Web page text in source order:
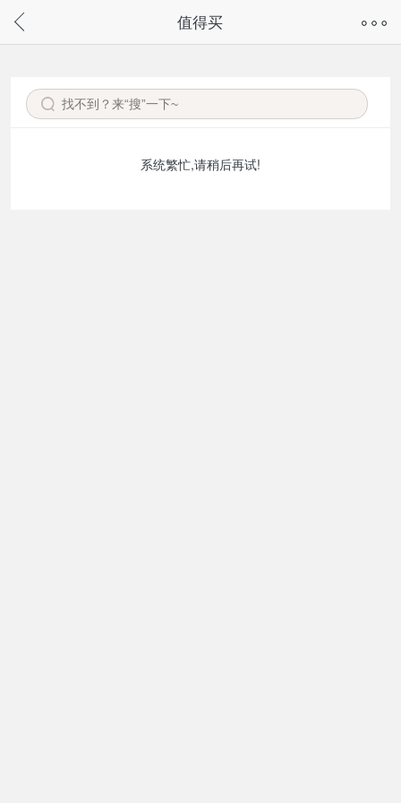
请通过微信或支付宝搜“奇兔客小程序”访问
值得买
系统繁忙,请稍后再试!